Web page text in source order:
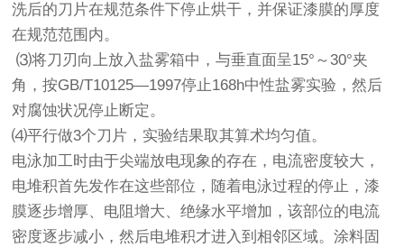
洗后的刀片在规范条件下停止烘干，并保证漆膜的厚度
在规范范围内。
⑶将刀刃向上放入盐雾箱中，与垂直面呈15°～30°夹
角，按GB/T10125—1997停止168h中性盐雾实验，然后
对腐蚀状况停止断定。
⑷平行做3个刀片，实验结果取其算术均匀值。
电泳加工时由于尖端放电现象的存在，电流密度较大，
电堆积首先发作在这些部位，随着电泳过程的停止，漆
膜逐步增厚、电阻增大、绝缘水平增加，该部位的电流
密度逐步减小，然后电堆积才进入到相邻区域。涂料固